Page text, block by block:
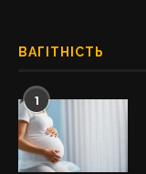
ВАГІТНІСТЬ
1